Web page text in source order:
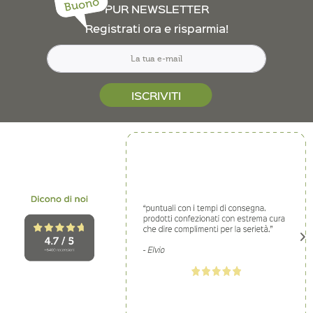
Buono PUR NEWSLETTER
Registrati ora e risparmia!
ISCRIVITI